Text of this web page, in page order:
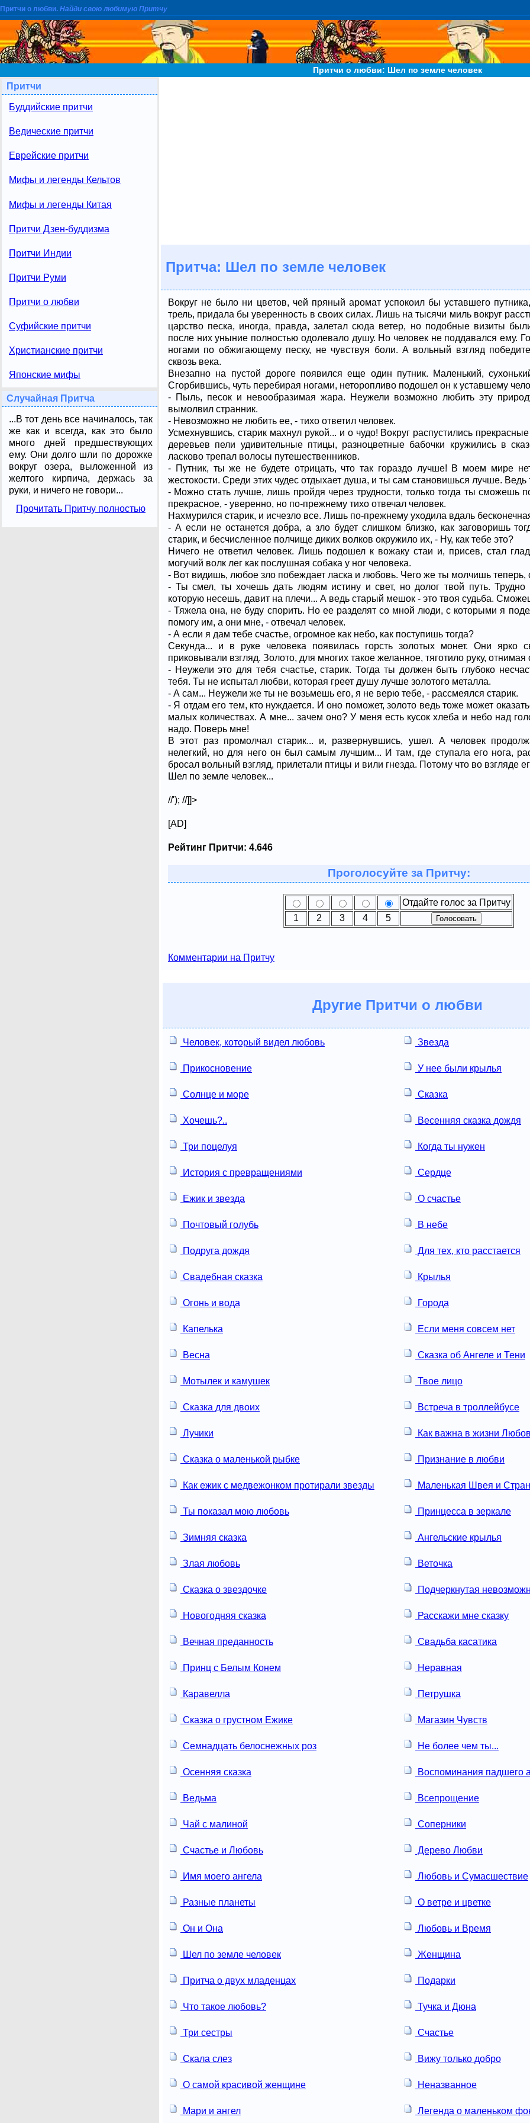
Притчи о любви. Найди свою любимую Притчу
Притчи о любви: Шел по земле человек
Притчи
Буддийские притчи
Ведические притчи
Еврейские притчи
Мифы и легенды Кельтов
Мифы и легенды Китая
Притчи Дзен-буддизма
Притчи Индии
Притчи Руми
Притчи о любви
Суфийские притчи
Христианские притчи
Японские мифы
Случайная Притча
...В тот день все начиналось, так
же как и всегда, как это было
много дней предшествующих
ему. Они долго шли по дорожке
вокруг озера, выложенной из
желтого кирпича, держась за
руки, и ничего не говори...
Прочитать Притчу полностью
Притча: Шел по земле человек
Вокруг не было ни цветов, чей пряный аромат успокоил бы уставшего
трель, придала бы уверенность в своих силах. Лишь на тысячи миль вокруг
царство песка, иногда, правда, залетал сюда ветер, но подобные визиты
после них уныние полностью одолевало душу. Но человек не поддавался ему.
ногами по обжигающему песку, не чувствуя боли. А вольный взгляд
сквозь века.
Внезапно на пустой дороге появился еще один путник. Маленький,
Сгорбившись, чуть перебирая ногами, неторопливо подошел он к уставшему
- Пыль, песок и невообразимая жара. Неужели возможно любить эту
вымолвил странник.
- Невозможно не любить ее, - тихо ответил человек.
Усмехнувшись, старик махнул рукой... и о чудо! Вокруг распустились
деревьев пели удивительные птицы, разноцветные бабочки кружились в
ласково трепал волосы путешественников.
- Путник, ты же не будете отрицать, что так гораздо лучше! В моем мире
жестокости. Среди этих чудес отдыхает душа, и ты сам становишься лучше. Ведь
- Можно стать лучше, лишь пройдя через трудности, только тогда ты сможешь
прекрасное, - уверенно, но по-прежнему тихо отвечал человек.
Нахмурился старик, и исчезло все. Лишь по-прежнему уходила вдаль
- А если не останется добра, а зло будет слишком близко, как заговоришь
старик, и бесчисленное полчище диких волков окружило их, - Ну, как тебе это?
Ничего не ответил человек. Лишь подошел к вожаку стаи и, присев, стал
могучий волк лег как послушная собака у ног человека.
- Вот видишь, любое зло побеждает ласка и любовь. Чего же ты молчишь теперь,
- Ты смел, ты хочешь дать людям истину и свет, но долог твой путь. Трудно
которую несешь, давит на плечи... А ведь старый мешок - это твоя судьба.
- Тяжела она, не буду спорить. Но ее разделят со мной люди, с которыми я
помогу им, а они мне, - отвечал человек.
- А если я дам тебе счастье, огромное как небо, как поступишь тогда?
Секунда... и в руке человека появилась горсть золотых монет. Они ярко
приковывали взгляд. Золото, для многих такое желанное, тяготило руку, отнимая
- Неужели это для тебя счастье, старик. Тогда ты должен быть глубоко
тебя. Ты не испытал любви, которая греет душу лучше золотого металла.
- А сам... Неужели же ты не возьмешь его, я не верю тебе, - рассмеялся старик.
- Я отдам его тем, кто нуждается. И оно поможет, золото ведь тоже может
малых количествах. А мне... зачем оно? У меня есть кусок хлеба и небо над
надо. Поверь мне!
В этот раз промолчал старик... и, развернувшись, ушел. А человек
нелегкий, но для него он был самым лучшим... И там, где ступала его нога,
бросал вольный взгляд, прилетали птицы и вили гнезда. Потому что во взгляде
Шел по земле человек...
//'); //]]>
[AD]
Рейтинг Притчи: 4.646
Проголосуйте за Притчу:
Отдайте голос за Притчу
1
2 3 4 5
Комментарии на Притчу
Другие Притчи о любви
Человек, который видел любовь Звезда
Прикосновение У нее были крылья
Солнце и море Сказка
Хочешь?.. Весенняя сказка дождя
Три поцелуя Когда ты нужен
История с превращениями Сердце
Ежик и звезда О счастье
Почтовый голубь В небе
Подруга дождя Для тех, кто расстается
Свадебная сказка Крылья
Огонь и вода Города
Капелька Если меня совсем нет
Весна Сказка об Ангеле и Тени
Мотылек и камушек Твое лицо
Сказка для двоих Встреча в троллейбусе
Лучики Как важна в жизни
Сказка о маленькой рыбке Признание в любви
Как ежик с медвежонком протирали звезды Маленькая Швея и
Ты показал мою любовь Принцесса в зеркале
Зимняя сказка Ангельские крылья
Злая любовь Веточка
Сказка о звездочке Подчеркнутая
Новогодняя сказка Расскажи мне сказку
Вечная преданность Свадьба касатика
Принц с Белым Конем Неравная
Каравелла Петрушка
Сказка о грустном Ежике Магазин Чувств
Семнадцать белоснежных роз Не более чем ты...
Осенняя сказка Воспоминания падшего
Ведьма Всепрощение
Чай с малиной Соперники
Счастье и Любовь Дерево Любви
Имя моего ангела Любовь и Сумасшествие
Разные планеты О ветре и цветке
Он и Она Любовь и Время
Шел по земле человек Женщина
Притча о двух младенцах Подарки
Что такое любовь? Тучка и Дюна
Три сестры Счастье
Скала слез Вижу только добро
О самой красивой женщине Неназванное
Мари и ангел Легенда о маленьком